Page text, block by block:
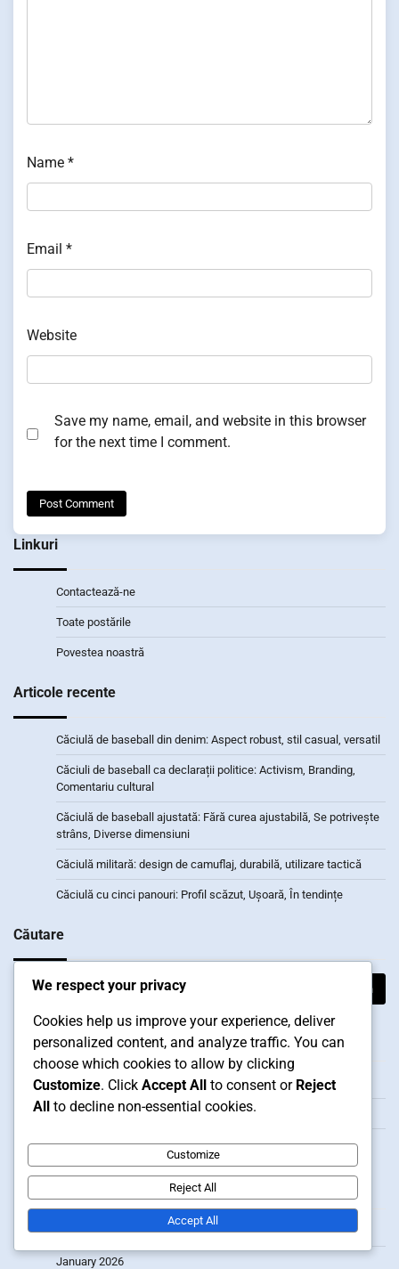
Name *
Email *
Website
Save my name, email, and website in this browser
for the next time I comment.
Linkuri
Contactează-ne
Toate postările
Povestea noastră
Articole recente
Căciulă de baseball din denim: Aspect robust, stil casual, versatil
Căciuli de baseball ca declarații politice: Activism, Branding,
Comentariu cultural
Căciulă de baseball ajustată: Fără curea ajustabilă, Se potrivește
strâns, Diverse dimensiuni
Căciulă militară: design de camuflaj, durabilă, utilizare tactică
Căciulă cu cinci panouri: Profil scăzut, Ușoară, În tendințe
Căutare
Search
Categorii
Semnificația culturală a șepcilor și pălăriilor
Tipuri de materiale pentru șepci și pălării de baseball
Variante de stiluri pentru șepci și pălării de baseball
February 2026
January 2026
We respect your privacy
Cookies help us improve your experience, deliver
personalized content, and analyze traffic. You can
choose which cookies to allow by clicking
Customize. Click Accept All to consent or Reject
All to decline non-essential cookies.
Customize
Reject All
Accept All